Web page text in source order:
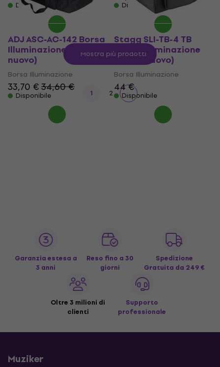
Disponibile Disponibile
ADJ ASC-AC-142 Borsa
Illuminazione (Come
nuovo)
Borsa Illuminazione
33,70 €34,60 €
Disponibile
Stagg SLI-TB-4 TB
Borsa Illuminazione
(Come nuovo)
Borsa Illuminazione
44 €
Disponibile
Mostra più prodotti
1 2
Garanzia estesa a
3 anni
Reso fino a 30
giorni
Spedizione
Gratuita da 249 €
Oltre 3 milioni di
clienti
Supporto
professionale
Muziker